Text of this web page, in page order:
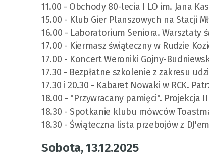
11.00 - Obchody 80-lecia I LO im. Jana
15.00 - Klub Gier Planszowych na Stacji
16.00 - Laboratorium Seniora. Warsztaty
17.00 - Kiermasz świąteczny w Rudzie
17.00 - Koncert Weroniki Gojny-
17.30 - Bezpłatne szkolenie z zakresu
17.30 i 20.30 - Kabaret Nowaki w RCK.
18.00 - "Przywracany pamięci". Projekcja
18.30 - Spotkanie klubu mówców
18.30 - Świąteczna lista przebojów z
Sobota, 13.12.2025